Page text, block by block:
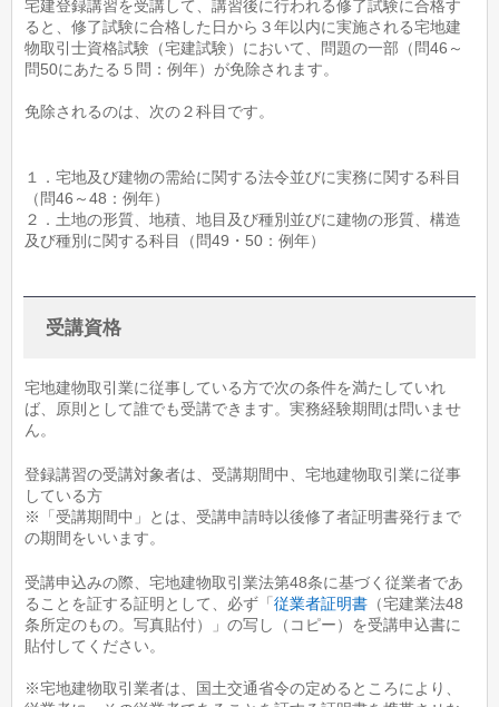
宅建登録講習を受講して、講習後に行われる修了試験に合格す
ると、修了試験に合格した日から３年以内に実施される宅地建
物取引士資格試験（宅建試験）において、問題の一部（問46～
問50にあたる５問：例年）が免除されます。
免除されるのは、次の２科目です。
１．宅地及び建物の需給に関する法令並びに実務に関する科目
（問46～48：例年）
２．土地の形質、地積、地目及び種別並びに建物の形質、構造
及び種別に関する科目（問49・50：例年）
受講資格
宅地建物取引業に従事している方で次の条件を満たしていれ
ば、原則として誰でも受講できます。実務経験期間は問いませ
ん。
登録講習の受講対象者は、受講期間中、宅地建物取引業に従事
している方
※「受講期間中」とは、受講申請時以後修了者証明書発行まで
の期間をいいます。
受講申込みの際、宅地建物取引業法第48条に基づく従業者であ
ることを証する証明として、必ず「従業者証明書 （宅建業法48
条所定のもの。写真貼付）」の写し（コピー）を受講申込書に
貼付してください。
※宅地建物取引業者は、国土交通省令の定めるところにより、